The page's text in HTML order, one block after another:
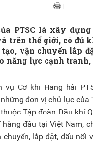
|
PTSC là xây dựng
trên thế giới, có đủ
tạo, vận chuyển lắp
năng lực cạnh
vụ Cơ khí Hàng hải
đơn vị chủ lực của
Tập đoàn Dầu khí
đầu tại Việt Nam,
chuyển, lắp đặt, đấu nối